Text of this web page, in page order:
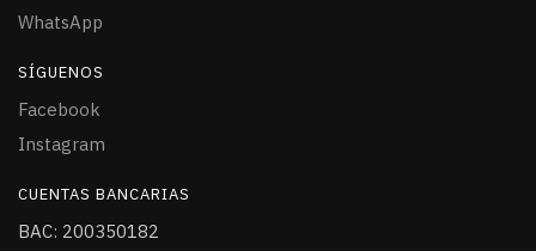
WhatsApp
SÍGUENOS
Facebook
Instagram
CUENTAS BANCARIAS
BAC: 200350182